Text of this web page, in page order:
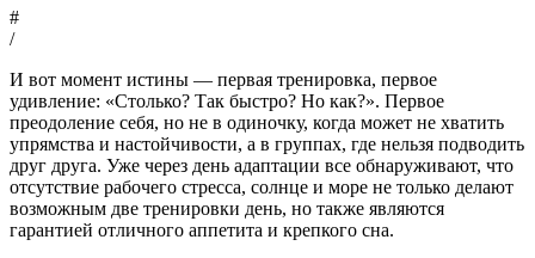
#
/
И вот момент истины — первая тренировка, первое
удивление: «Столько? Так быстро? Но как?». Первое
преодоление себя, но не в одиночку, когда может не хватить
упрямства и настойчивости, а в группах, где нельзя подводить
друг друга. Уже через день адаптации все обнаруживают, что
отсутствие рабочего стресса, солнце и море не только делают
возможным две тренировки день, но также являются
гарантией отличного аппетита и крепкого сна.